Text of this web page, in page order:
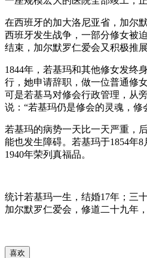
在西班牙的加大洛尼亚省，加尔
西班牙发生战争，一部分修女被
结束，加尔默罗仁爱会又积极推
1844年，若基玛和其他修女发终
行，她申请辞职，做一位普通修
可是若基马对修会行政管理，从
说：“若基玛仍是修会的灵魂，修
若基玛的病势一天比一天严重，
能也发生障碍。若基玛于1854年8
1940年荣列真福品。
统计若基玛一生，结婚17年；三
加尔默罗仁爱会，修道二十九年
喜欢